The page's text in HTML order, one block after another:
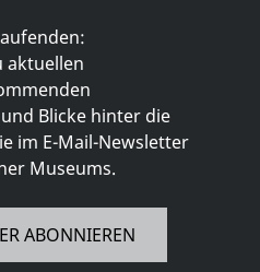
aktuellen
Blicke hinter die
im E-Mail-Newsletter
Museums.
ABONNIEREN